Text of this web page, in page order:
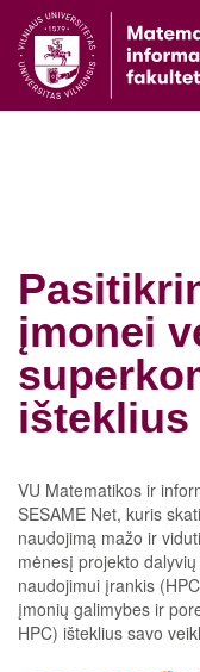
įmonei
išteklius
VU Matematikos ir
SESAME Net, kuris
naudojimą mažo ir
mėnesį projekto
naudojimui įrankis
įmonių galimybes ir
HPC) išteklius savo